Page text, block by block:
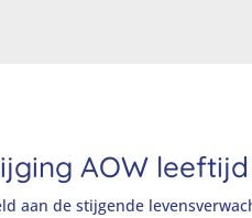
AOW leeftijd
aan de stijgende